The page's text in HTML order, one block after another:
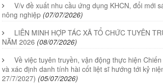
V/v đề xuất nhu cầu ứng dụng KHCN, đổi mới
nông nghiệp (07/07/2026)
LIÊN MINH HỢP TÁC XÃ TỔ CHỨC TUYÊN
NĂM 2026 (08/07/2026)
Về việc tuyên truyền, vận động thực hiện
và xác định danh tính hài cốt liệt sĩ hướng tới kỷ
27/7/2027) (05/07/2026)